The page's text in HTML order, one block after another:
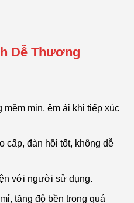
Dễ Thương
mịn, êm ái khi tiếp xúc
cấp, đàn hồi tốt, không dễ
với người sử dụng.
tăng độ bền trong quá